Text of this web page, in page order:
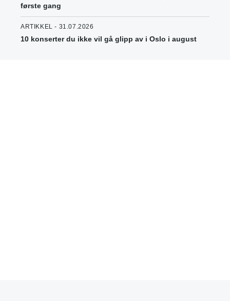
første gang
ARTIKKEL - 31.07.2026
10 konserter du ikke vil gå glipp av i Oslo i august